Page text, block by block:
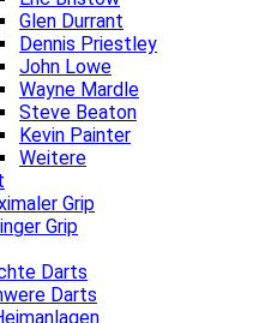
Glen Durrant
Dennis Priestley
John Lowe
Wayne Mardle
Steve Beaton
Kevin Painter
Weitere
Grip
Grip
Darts
Darts